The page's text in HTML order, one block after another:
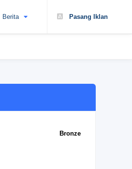
Pasang Iklan
Berita
Bronze